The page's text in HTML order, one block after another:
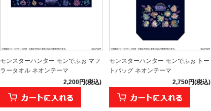
モンスターハンター モンでふぉ マフ
ラータオル ネオンテーマ
2,200円(税込)
モンスターハンター モンでふぉ トー
トバッグ ネオンテーマ
2,750円(税込)